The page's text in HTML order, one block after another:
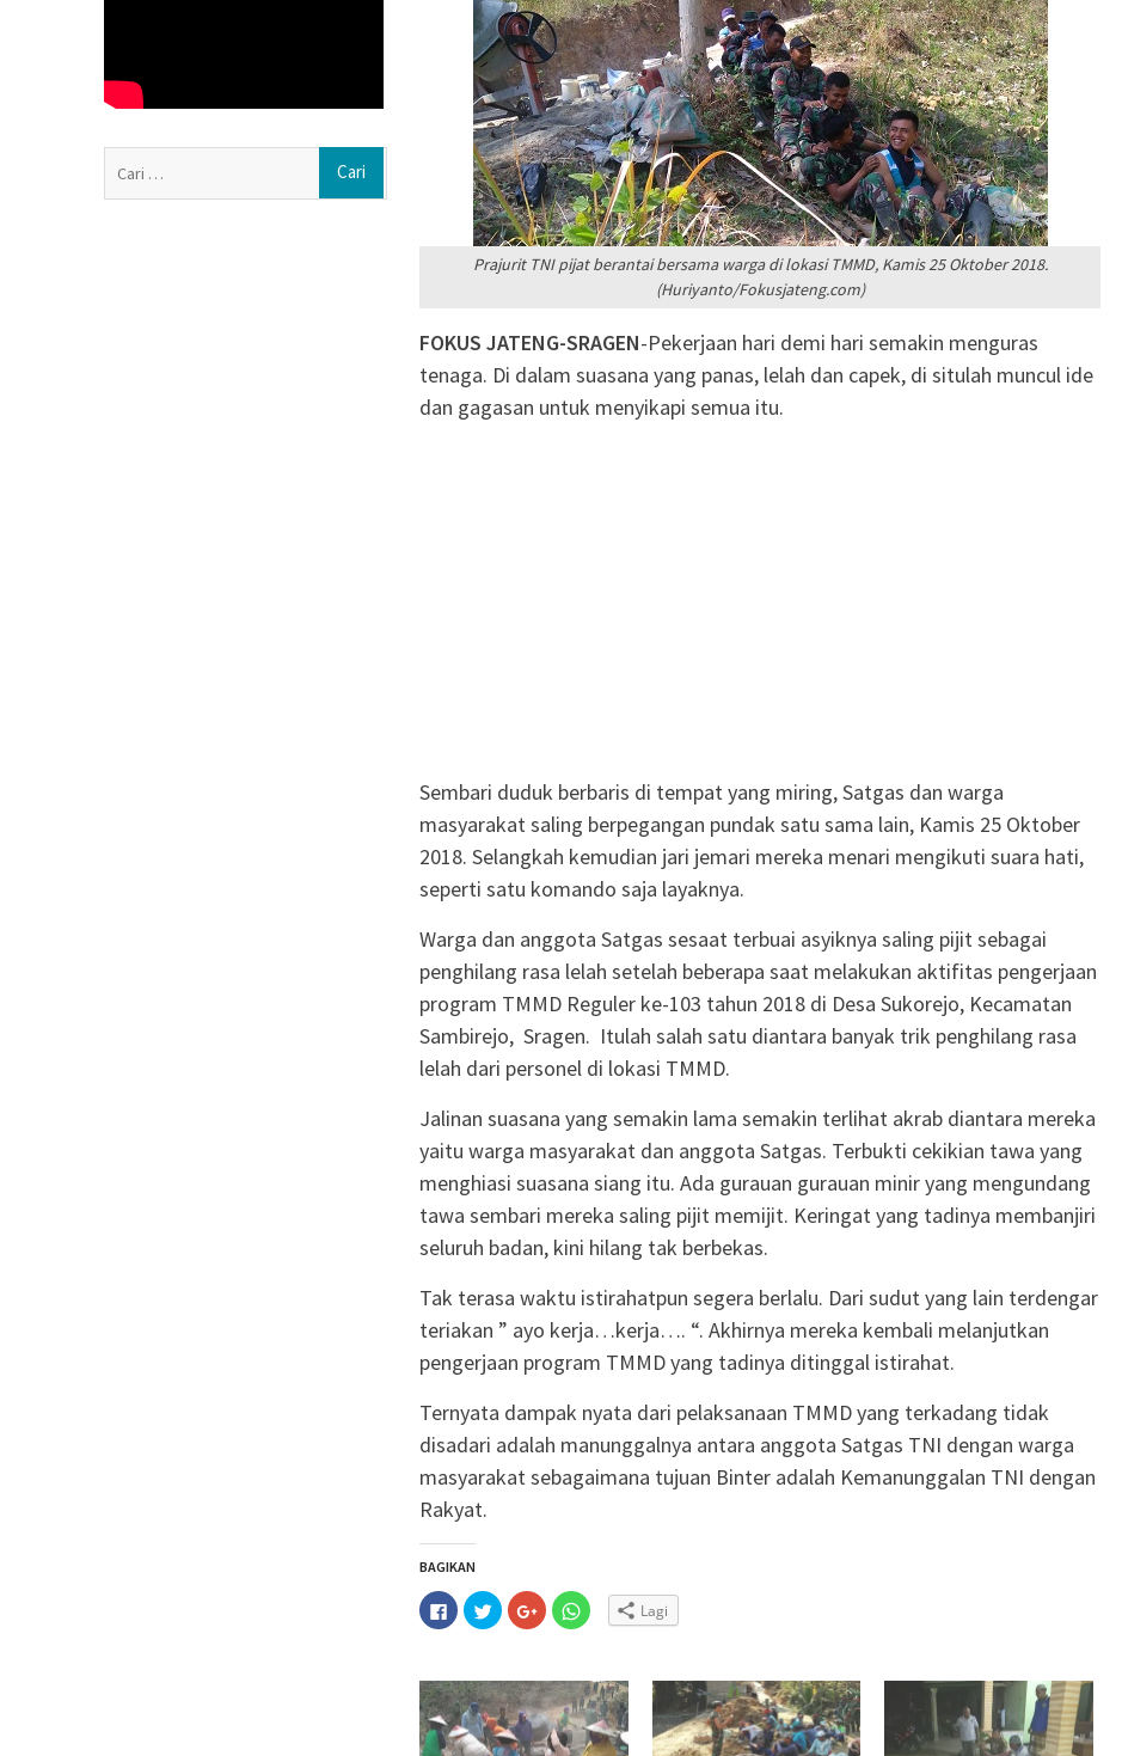
Muhammadiyah Sragen
Soal Seragam Gratis untuk Madrasah,
Sekda Boyolali: Sudah Kami Hitung
Anggarannya
Haedar Nashir Ingatkan Muktamar
Nasyiatul Aisyiyah Utamakan
Persaudaraan
Pemprov Jateng Dorong Nasyiatul
Aisyiyah Jadi Mitra Pembangunan
Prajurit TNI pijat berantai bersama warga di lokasi TMMD, Kamis 25 Oktober 2018.
(Huriyanto/Fokusjateng.com)
FOKUS JATENG-SRAGEN-Pekerjaan hari demi hari semakin menguras
tenaga. Di dalam suasana yang panas, lelah dan capek, di situlah muncul ide
dan gagasan untuk menyikapi semua itu.
Sembari duduk berbaris di tempat yang miring, Satgas dan warga
masyarakat saling berpegangan pundak satu sama lain, Kamis 25 Oktober
2018. Selangkah kemudian jari jemari mereka menari mengikuti suara hati,
seperti satu komando saja layaknya.
Warga dan anggota Satgas sesaat terbuai asyiknya saling pijit sebagai
penghilang rasa lelah setelah beberapa saat melakukan aktifitas pengerjaan
program TMMD Reguler ke-103 tahun 2018 di Desa Sukorejo, Kecamatan
Sambirejo, Sragen. Itulah salah satu diantara banyak trik penghilang rasa
lelah dari personel di lokasi TMMD.
Jalinan suasana yang semakin lama semakin terlihat akrab diantara mereka
yaitu warga masyarakat dan anggota Satgas. Terbukti cekikian tawa yang
menghiasi suasana siang itu. Ada gurauan gurauan minir yang mengundang
tawa sembari mereka saling pijit memijit. Keringat yang tadinya membanjiri
seluruh badan, kini hilang tak berbekas.
Tak terasa waktu istirahatpun segera berlalu. Dari sudut yang lain terdengar
teriakan ” ayo kerja…kerja…. “. Akhirnya mereka kembali melanjutkan
pengerjaan program TMMD yang tadinya ditinggal istirahat.
Ternyata dampak nyata dari pelaksanaan TMMD yang terkadang tidak
disadari adalah manunggalnya antara anggota Satgas TNI dengan warga
masyarakat sebagaimana tujuan Binter adalah Kemanunggalan TNI dengan
Rakyat.
BAGIKAN
Klik
untuk
membagikan
di
jendela
yang
baru)
Klik
untuk
berbagi
di
jendela
yang
baru)
Klik
untuk
berbagi
(Membuka
di
jendela
yang
baru)
Klik
untuk
di
jendela
yang
baru)
Lagi